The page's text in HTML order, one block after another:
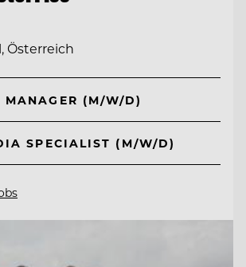
Österreich
MANAGER (M/W/D)
SPECIALIST (M/W/D)